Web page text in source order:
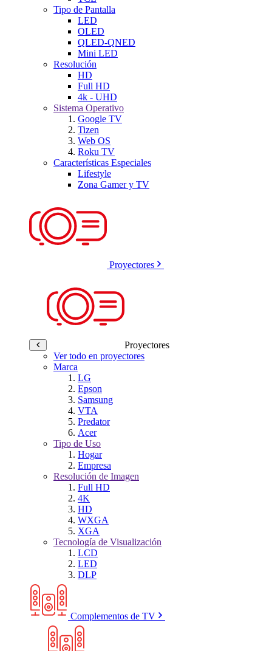
Tipo de Pantalla
LED
OLED
QLED-QNED
Mini LED
Resolución
HD
Full HD
4k - UHD
Sistema Operativo
Google TV
Tizen
Web OS
Roku TV
Características Especiales
Lifestyle
Zona Gamer y TV
Proyectores
Proyectores
Ver todo en proyectores
Marca
LG
Epson
Samsung
VTA
Predator
Acer
Tipo de Uso
Hogar
Empresa
Resolución de Imagen
Full HD
4K
HD
WXGA
XGA
Tecnología de Visualización
LCD
LED
DLP
Complementos de TV